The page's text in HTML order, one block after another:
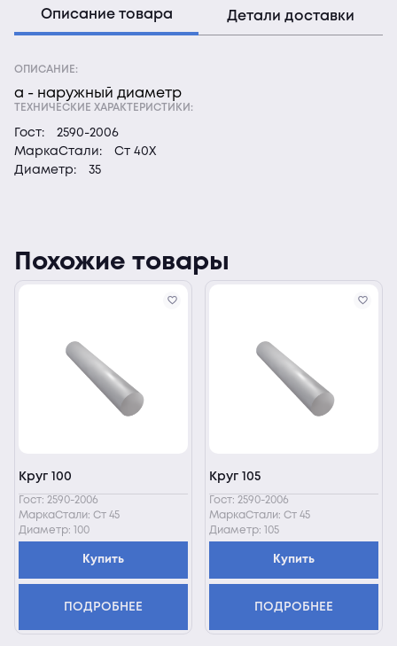
Описание товара Детали доставки
ОПИСАНИЕ:
а - наружный диаметр
ТЕХНИЧЕСКИЕ ХАРАКТЕРИСТИКИ:
Гост:
2590-2006
МаркаСтали:
Ст 40Х
Диаметр:
35
Похожие товары
Круг 100
Гост: 2590-2006
МаркаСтали: Ст 45
Диаметр: 100
Купить
ПОДРОБНЕЕ
Круг 105
Гост: 2590-2006
МаркаСтали: Ст 45
Диаметр: 105
Купить
ПОДРОБНЕЕ